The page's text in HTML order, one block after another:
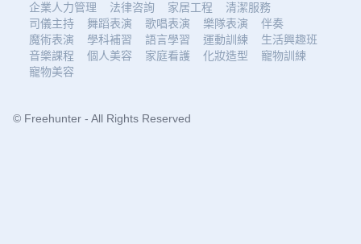
企業人力管理
法律咨詢 家居工程
清潔服務
司儀主持
舞蹈表演 歌唱表演 樂隊表演
伴奏
魔術表演
學科補習 語言學習 運動訓練
生活興趣班
音樂課程
個人美容 家庭看護 化妝造型
寵物訓練
寵物美容
© Freehunter - All Rights Reserved